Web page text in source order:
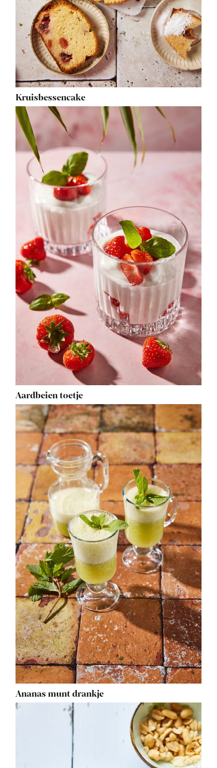
Kruisbessencake
Aardbeien toetje
Ananas munt drankje